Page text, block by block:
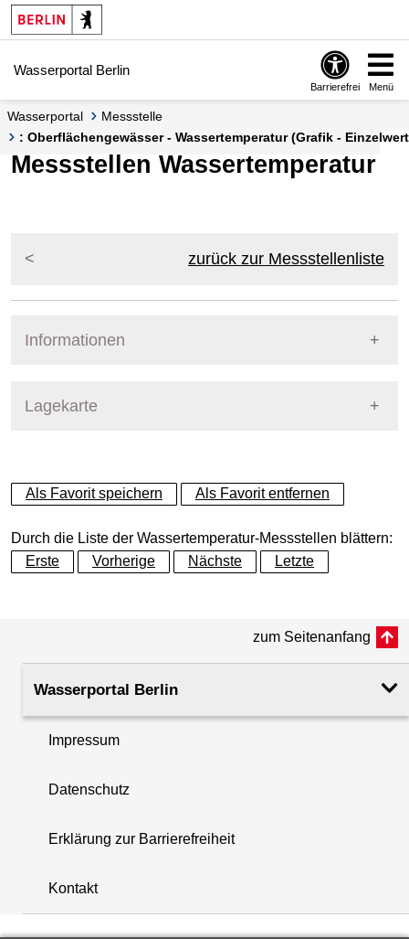
Springe zur Navigation
Springe zum Inhalt
Wasserportal Berlin
Barrierefrei Menü
Wasserportal
Messstelle
: Oberflächengewässer - Wassertemperatur (Grafik -
Messstellen Wassertemperatur
zurück zur Messstellenliste
Informationen
Lagekarte
+
−
+
−
Als Favorit speichern Als Favorit entfernen
Durch die Liste der Wassertemperatur-Messstellen blättern:
Erste
Vorherige Nächste Letzte
zum Seitenanfang
Wasserportal Berlin
Impressum
Datenschutz
Erklärung zur Barrierefreiheit
Kontakt